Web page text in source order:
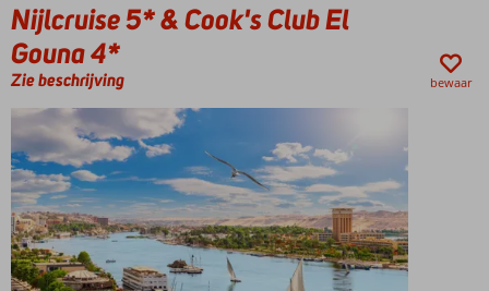
Nijlcruise 5* & Cook's Club El
Gouna 4*
Zie beschrijving bewaar